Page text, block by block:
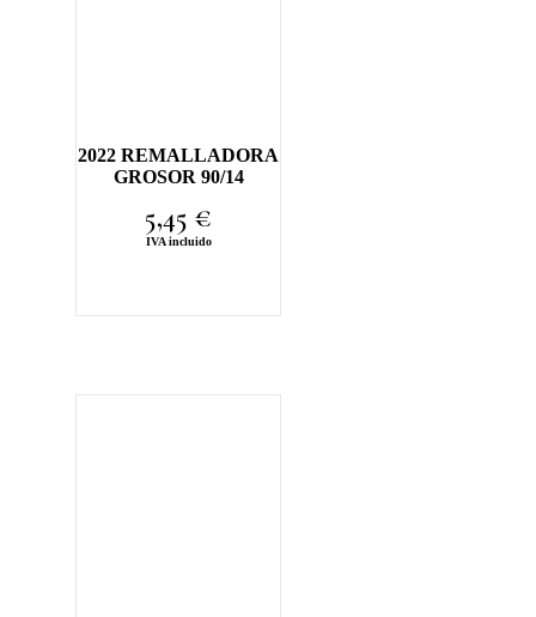
2022 REMALLADORA
GROSOR 90/14
5,45 €
IVA incluido